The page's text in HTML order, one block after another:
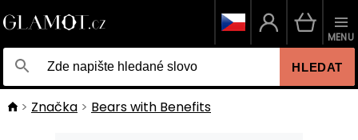
HLEDAT
MENU
Značka Bears with Benefits